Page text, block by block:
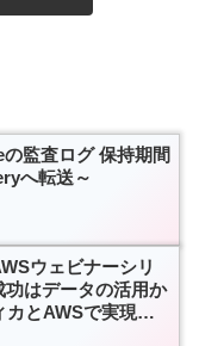
監査ログ 保持期間
へ転送～
ウェビナーシリ
はデータの活用か
カとAWSで実現す